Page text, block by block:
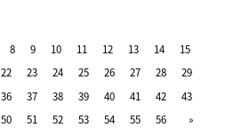
8 9 10 11 12 13 14
15
22 23 24 25 26 27 28
29
36 37 38 39 40 41 42
43
50 51 52 53 54 55 56